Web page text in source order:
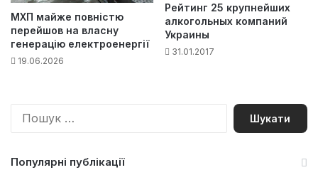
МХП майже повністю
перейшов на власну
генерацію електроенергії
19.06.2026
Рейтинг 25 крупнейших
алкогольных компаний
Украины
31.01.2017
П
Популярні публікації